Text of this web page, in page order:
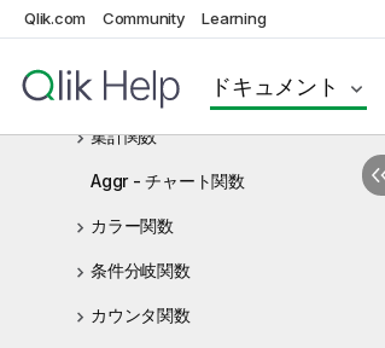
Qlik.com Community Learning
ドキュメント
チャートの数式
スクリプトおよびチャート関数
集計関数
Aggr - チャート関数
カラー関数
条件分岐関数
カウンタ関数